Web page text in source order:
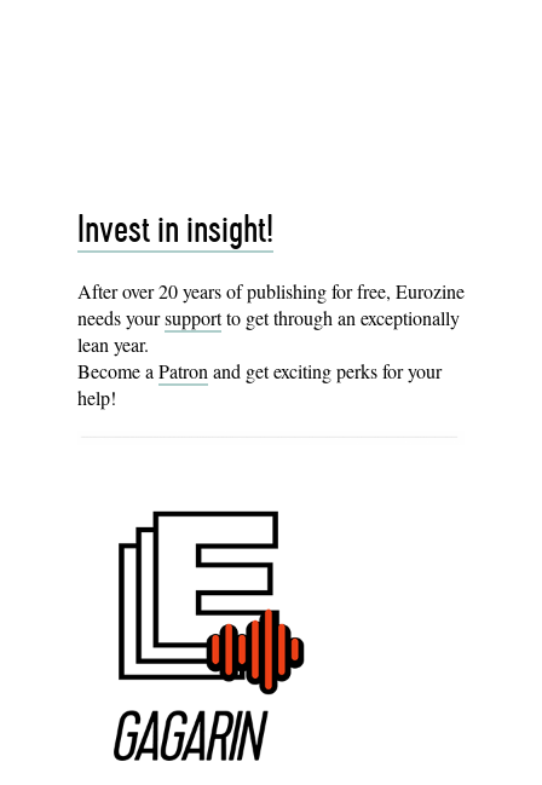
Invest in insight!
After over 20 years of publishing for free, Eurozine
needs yoursupportto get through an exceptionally
lean year.
Become a Patron and get exciting perks for your
help!